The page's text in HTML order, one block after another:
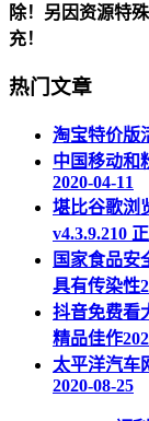
除！另因资源特
充！
热门文章
淘宝特价版
中国移动和
2020-04-11
堪比谷歌浏
v4.3.9.210
国家食品安
具有传染性
抖音免费看
精品佳作
太平洋汽车
2020-08-25